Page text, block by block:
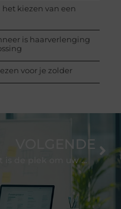
kiezen van een
is haarverlenging
voor je zolder
VOLGENDE
Dit is de plek om uw munten verzameling te verkopen